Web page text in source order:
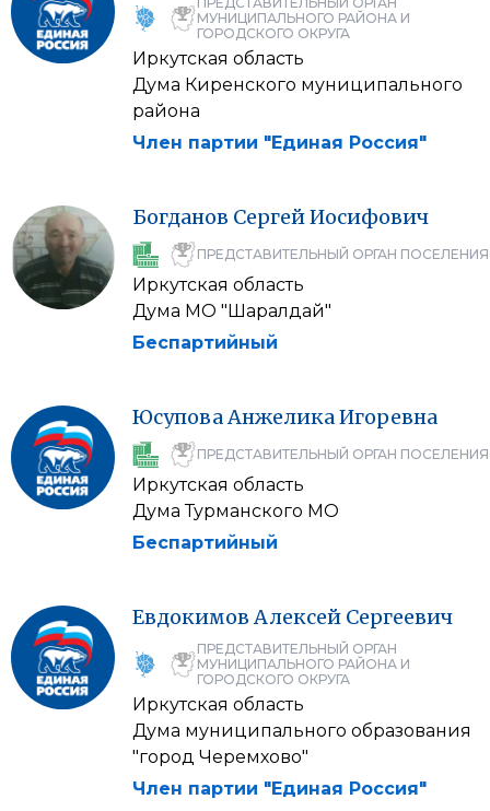
МУНИЦИПАЛЬНОГО РАЙОНА И
ГОРОДСКОГО ОКРУГА
Иркутская область
Дума Киренского муниципального
района
Член партии "Единая Россия"
Богданов СергейИосифович
ПРЕДСТАВИТЕЛЬНЫЙ ОРГАН ПОСЕЛЕНИЯ
Иркутская область
Дума МО "Шаралдай"
Беспартийный
ЮсуповаАнжеликаИгоревна
ПРЕДСТАВИТЕЛЬНЫЙ ОРГАН ПОСЕЛЕНИЯ
Иркутская область
Дума Турманского МО
Беспартийный
Евдокимов Алексей Сергеевич
ПРЕДСТАВИТЕЛЬНЫЙ ОРГАН
МУНИЦИПАЛЬНОГО РАЙОНА И
ГОРОДСКОГО ОКРУГА
Иркутская область
Дума муниципального образования
"город Черемхово"
Член партии "Единая Россия"